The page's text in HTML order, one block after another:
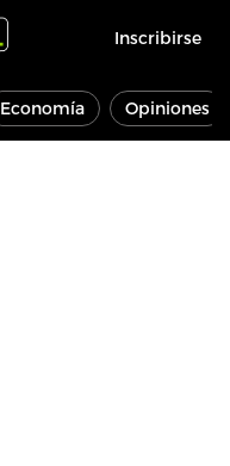
Inscribirse
Economía Opiniones